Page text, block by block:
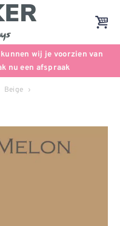
wij je voorzien van
nu een afspraak
Beige